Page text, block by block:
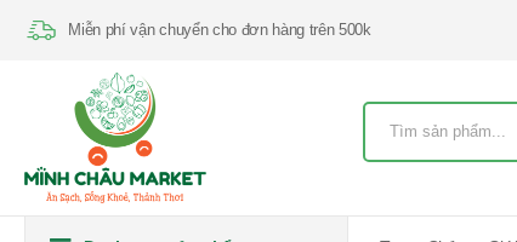
Miễn phí vận chuyển cho đơn hàng trên 500k